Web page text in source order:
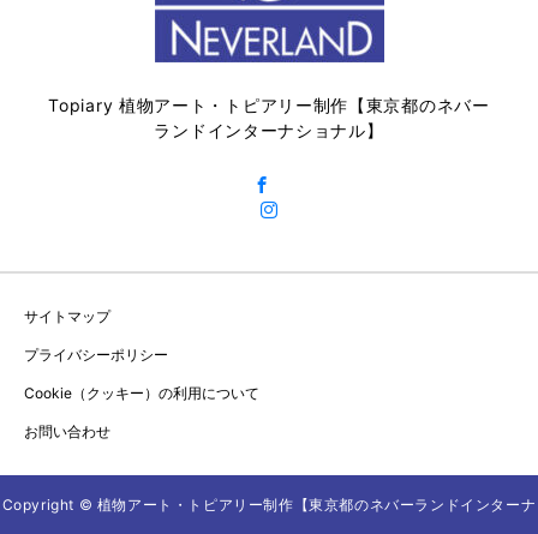
Topiary 植物アート・トピアリー制作【東京都のネバー
ランドインターナショナル】
サイトマップ
プライバシーポリシー
Cookie（クッキー）の利用について
お問い合わせ
Copyright © 植物アート・トピアリー制作【東京都のネバーランドインターナ